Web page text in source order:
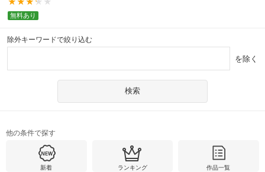
無料あり
除外キーワードで絞り込む
を除く
他の条件で探す
新着 ランキング 作品一覧